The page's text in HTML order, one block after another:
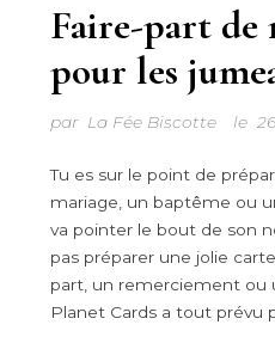
Faire-part de
pour les
par La Fée Biscotte le
Tu es sur le point de
mariage, un baptême ou
va pointer le bout de son
pas préparer une jolie
part, un remerciement ou
Planet Cards a tout prévu